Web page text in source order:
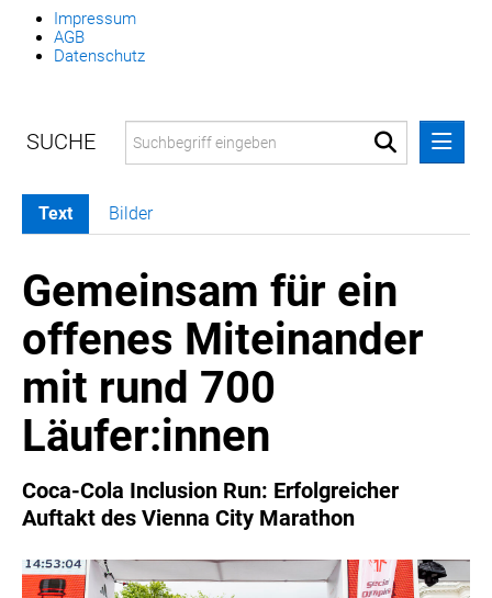
Impressum
AGB
Datenschutz
MELDUNGEN
COCA-COLA
COCA-COLA HBC ÖSTERREICH
RÖMERQUELLE
ÖSTERREICHISCHE SPORTHILFE
KESCH
BARFLY'S CLUB
SPORTS MEDIA AUSTRIA
RECYCLEMICH-INITIATIVE
Text Bilder
Gemeinsam für ein
offenes Miteinander
mit rund 700
Läufer:innen
Coca-Cola Inclusion Run: Erfolgreicher
Auftakt des Vienna City Marathon